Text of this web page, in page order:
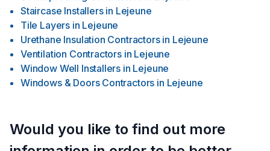
Staircase Installers in Lejeune
Tile Layers in Lejeune
Urethane Insulation Contractors in Lejeune
Ventilation Contractors in Lejeune
Window Well Installers in Lejeune
Windows & Doors Contractors in Lejeune
Would you like to find out more